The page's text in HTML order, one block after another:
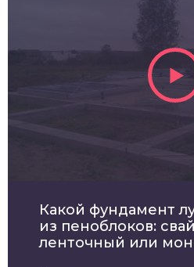
Какой фундамент
из пеноблоков:
ленточный или